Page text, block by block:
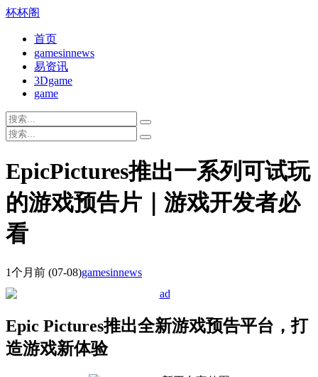
杯杯阁
首页
gamesinnews
易资讯
3Dgame
game
EpicPictures推出一系列可试玩
的游戏预告片｜游戏开发者必
看
1个月前 (07-08)gamesinnews
Epic Pictures推出全新游戏预告平台，打
造游戏新体验